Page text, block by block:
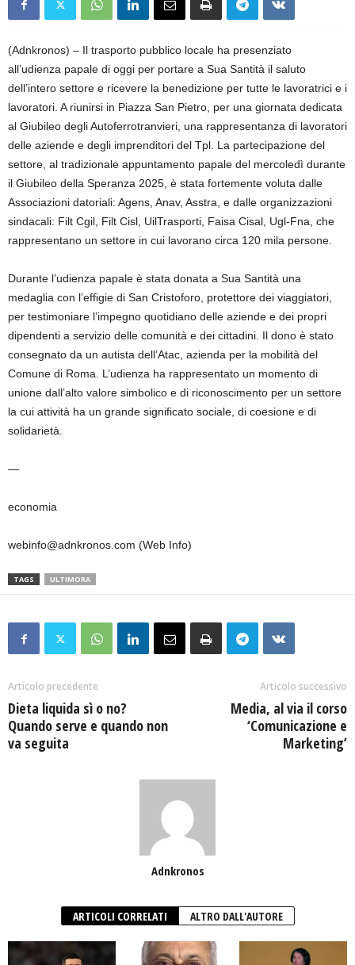
(Adnkronos) – Il trasporto pubblico locale ha presenziato
all’udienza papale di oggi per portare a Sua Santità il saluto
dell’intero settore e ricevere la benedizione per tutte le lavoratrici e i
lavoratori. A riunirsi in Piazza San Pietro, per una giornata dedicata
al Giubileo degli Autoferrotranvieri, una rappresentanza di lavoratori
delle aziende e degli imprenditori del Tpl. La partecipazione del
settore, al tradizionale appuntamento papale del mercoledì durante
il Giubileo della Speranza 2025, è stata fortemente voluta dalle
Associazioni datoriali: Agens, Anav, Asstra, e dalle organizzazioni
sindacali: Filt Cgil, Filt Cisl, UilTrasporti, Faisa Cisal, Ugl-Fna, che
rappresentano un settore in cui lavorano circa 120 mila persone.
Durante l’udienza papale è stata donata a Sua Santità una
medaglia con l’effigie di San Cristoforo, protettore dei viaggiatori,
per testimoniare l’impegno quotidiano delle aziende e dei propri
dipendenti a servizio delle comunità e dei cittadini. Il dono è stato
consegnato da un autista dell’Atac, azienda per la mobilità del
Comune di Roma. L’udienza ha rappresentato un momento di
unione dall’alto valore simbolico e di riconoscimento per un settore
la cui attività ha un grande significato sociale, di coesione e di
solidarietà.
—
economia
webinfo@adnkronos.com (Web Info)
TAGS ULTIMORA
Articolo precedente
Dieta liquida sì o no?
Quando serve e quando non
va seguita
Articolo successivo
Media, al via il corso
‘Comunicazione e
Marketing’
Adnkronos
ARTICOLI CORRELATI ALTRO DALL'AUTORE